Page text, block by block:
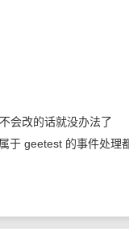
会改的话就没办法了
于 geetest 的事件处理